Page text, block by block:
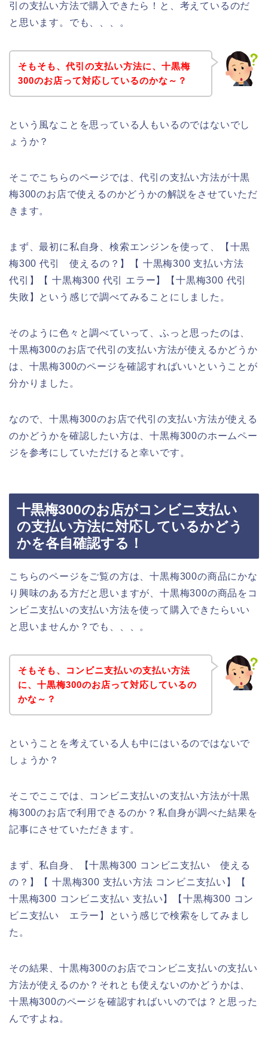
引の支払い方法で購入できたら！と、考えているのだ
と思います。でも、、、。
そもそも、代引の支払い方法に、十黒梅
300のお店って対応しているのかな～？
という風なことを思っている人もいるのではないでし
ょうか？
そこでこちらのページでは、代引の支払い方法が十黒
梅300のお店で使えるのかどうかの解説をさせていただ
きます。
まず、最初に私自身、検索エンジンを使って、【十黒
梅300 代引 使えるの？】【 十黒梅300 支払い方法
代引】【 十黒梅300 代引 エラー】【十黒梅300 代引
失敗】という感じで調べてみることにしました。
そのように色々と調べていって、ふっと思ったのは、
十黒梅300のお店で代引の支払い方法が使えるかどうか
は、十黒梅300のページを確認すればいいということが
分かりました。
なので、十黒梅300のお店で代引の支払い方法が使える
のかどうかを確認したい方は、十黒梅300のホームペー
ジを参考にしていただけると幸いです。
十黒梅300のお店がコンビニ支払い
の支払い方法に対応しているかどう
かを各自確認する！
こちらのページをご覧の方は、十黒梅300の商品にかな
り興味のある方だと思いますが、十黒梅300の商品をコ
ンビニ支払いの支払い方法を使って購入できたらいい
と思いませんか？でも、、、。
そもそも、コンビニ支払いの支払い方法
に、十黒梅300のお店って対応しているの
かな～？
ということを考えている人も中にはいるのではないで
しょうか？
そこでここでは、コンビニ支払いの支払い方法が十黒
梅300のお店で利用できるのか？私自身が調べた結果を
記事にさせていただきます。
まず、私自身、【十黒梅300 コンビニ支払い 使える
の？】【 十黒梅300 支払い方法 コンビニ支払い】【
十黒梅300 コンビニ支払い 支払い】【十黒梅300 コン
ビニ支払い エラー】という感じで検索をしてみまし
た。
その結果、十黒梅300のお店でコンビニ支払いの支払い
方法が使えるのか？それとも使えないのかどうかは、
十黒梅300のページを確認すればいいのでは？と思った
んですよね。